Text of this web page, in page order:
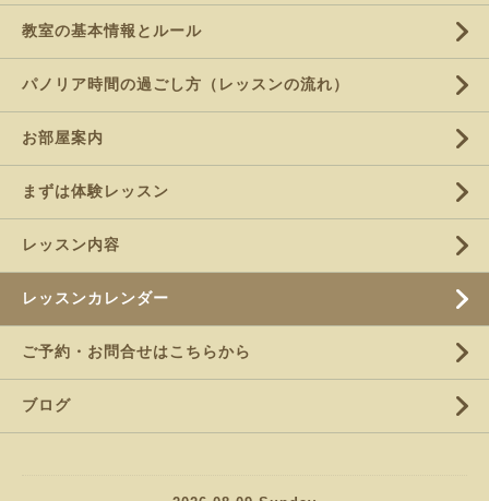
教室の基本情報とルール
パノリア時間の過ごし方（レッスンの流れ）
お部屋案内
まずは体験レッスン
レッスン内容
レッスンカレンダー
ご予約・お問合せはこちらから
ブログ